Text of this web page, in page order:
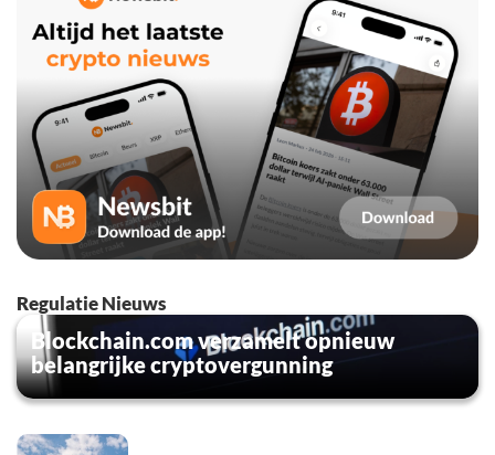
Regulatie Nieuws
Blockchain.com verzamelt opnieuw
belangrijke cryptovergunning